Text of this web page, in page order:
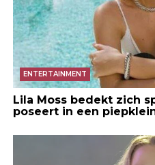
ENTERTAINMENT
Lila Moss bedekt zich
poseert in een